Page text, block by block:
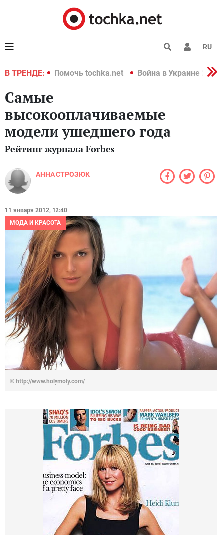
RU
В ТРЕНДЕ:
2022 Помочь tochka.net Война в Украине 2022
Самые
высокооплачиваемые
модели ушедшего года
Рейтинг журнала Forbes
АННА СТРОЗЮК
11 января 2012, 12:40
МОДА И КРАСОТА
© http://www.holymoly.com/